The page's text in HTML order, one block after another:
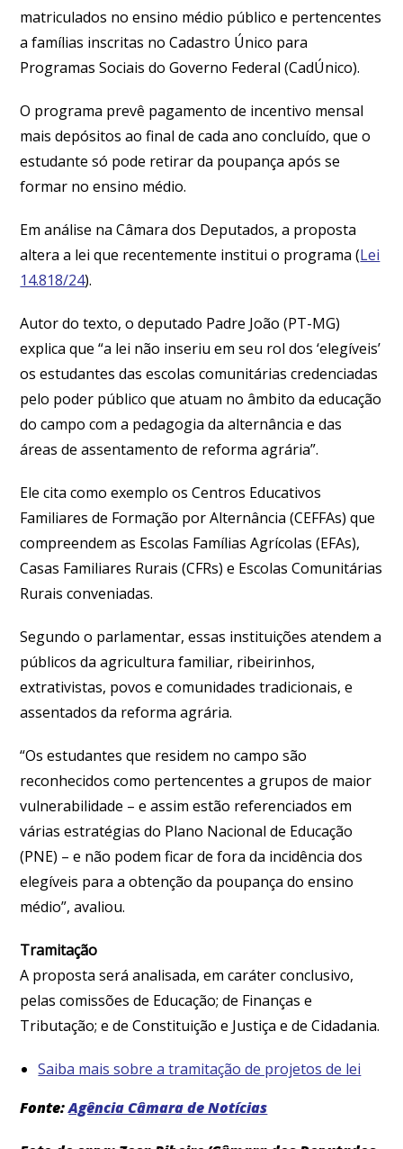
matriculados no ensino médio público e pertencentes
a famílias inscritas no Cadastro Único para
Programas Sociais do Governo Federal (CadÚnico).
O programa prevê pagamento de incentivo mensal
mais depósitos ao final de cada ano concluído, que o
estudante só pode retirar da poupança após se
formar no ensino médio.
Em análise na Câmara dos Deputados, a proposta
altera a lei que recentemente institui o programa (Lei
14.818/24).
Autor do texto, o deputado Padre João (PT-MG)
explica que “a lei não inseriu em seu rol dos ‘elegíveis’
os estudantes das escolas comunitárias credenciadas
pelo poder público que atuam no âmbito da educação
do campo com a pedagogia da alternância e das
áreas de assentamento de reforma agrária”.
Ele cita como exemplo os Centros Educativos
Familiares de Formação por Alternância (CEFFAs) que
compreendem as Escolas Famílias Agrícolas (EFAs),
Casas Familiares Rurais (CFRs) e Escolas Comunitárias
Rurais conveniadas.
Segundo o parlamentar, essas instituições atendem a
públicos da agricultura familiar, ribeirinhos,
extrativistas, povos e comunidades tradicionais, e
assentados da reforma agrária.
“Os estudantes que residem no campo são
reconhecidos como pertencentes a grupos de maior
vulnerabilidade – e assim estão referenciados em
várias estratégias do Plano Nacional de Educação
(PNE) – e não podem ficar de fora da incidência dos
elegíveis para a obtenção da poupança do ensino
médio”, avaliou.
Tramitação
A proposta será analisada, em caráter conclusivo,
pelas comissões de Educação; de Finanças e
Tributação; e de Constituição e Justiça e de Cidadania.
Saiba mais sobre a tramitação de projetos de lei
Fonte:Agência Câmara de Notícias